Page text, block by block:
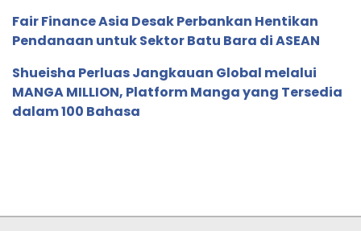
Fair Finance Asia Desak Perbankan Hentikan
Pendanaan untuk Sektor Batu Bara di ASEAN
Shueisha Perluas Jangkauan Global melalui
MANGA MILLION, Platform Manga yang Tersedia
dalam 100 Bahasa